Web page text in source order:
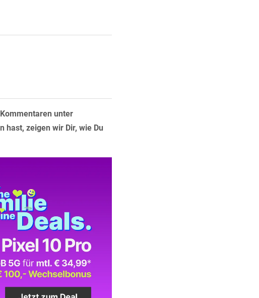
unter
hast, zeigen wir Dir, wie Du